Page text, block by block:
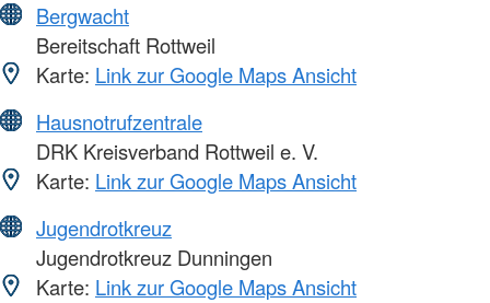
Bergwacht
Bereitschaft Rottweil
Karte: Link zur Google Maps Ansicht
Hausnotrufzentrale
DRK Kreisverband Rottweil e. V.
Karte: Link zur Google Maps Ansicht
Jugendrotkreuz
Jugendrotkreuz Dunningen
Karte: Link zur Google Maps Ansicht